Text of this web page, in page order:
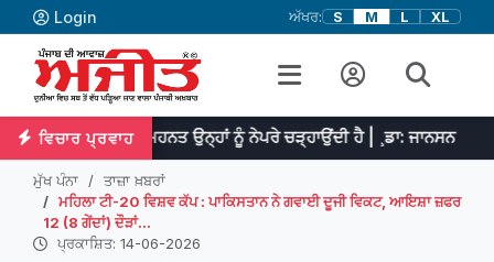
Login ਅੱਖਰ: S M L XL
ਵਿਚਾਰ ਪ੍ਰਵਾਹ
ਹੈ ਤੇ ਮਿਹਨਤ ਉਨ੍ਹਾਂ ਨੂੰ ਨੇਪਰੇ ਚੜ੍ਹਾਉਂਦੀ ਹੈ | ¸ਡਾ: ਜਾਨਸਨ
ਮੁੱਖ ਪੰਨਾ
ਤਾਜ਼ਾ ਖ਼ਬਰਾਂ
ਮਹਿਲਾ ਟੀ-20 ਵਿਸ਼ਵ ਕੱਪ : ਪਾਕਿਸਤਾਨ ਨੇ ਗਵਾਈ ਦੂਜੀ ਵਿਕਟ, ਆਇਸ਼ਾ ਜ਼ਫਰ
12 (8 ਗੇਂਦਾਂ) ਦੌੜਾਂ...
ਪ੍ਰਕਾਸ਼ਿਤ: 14-06-2026